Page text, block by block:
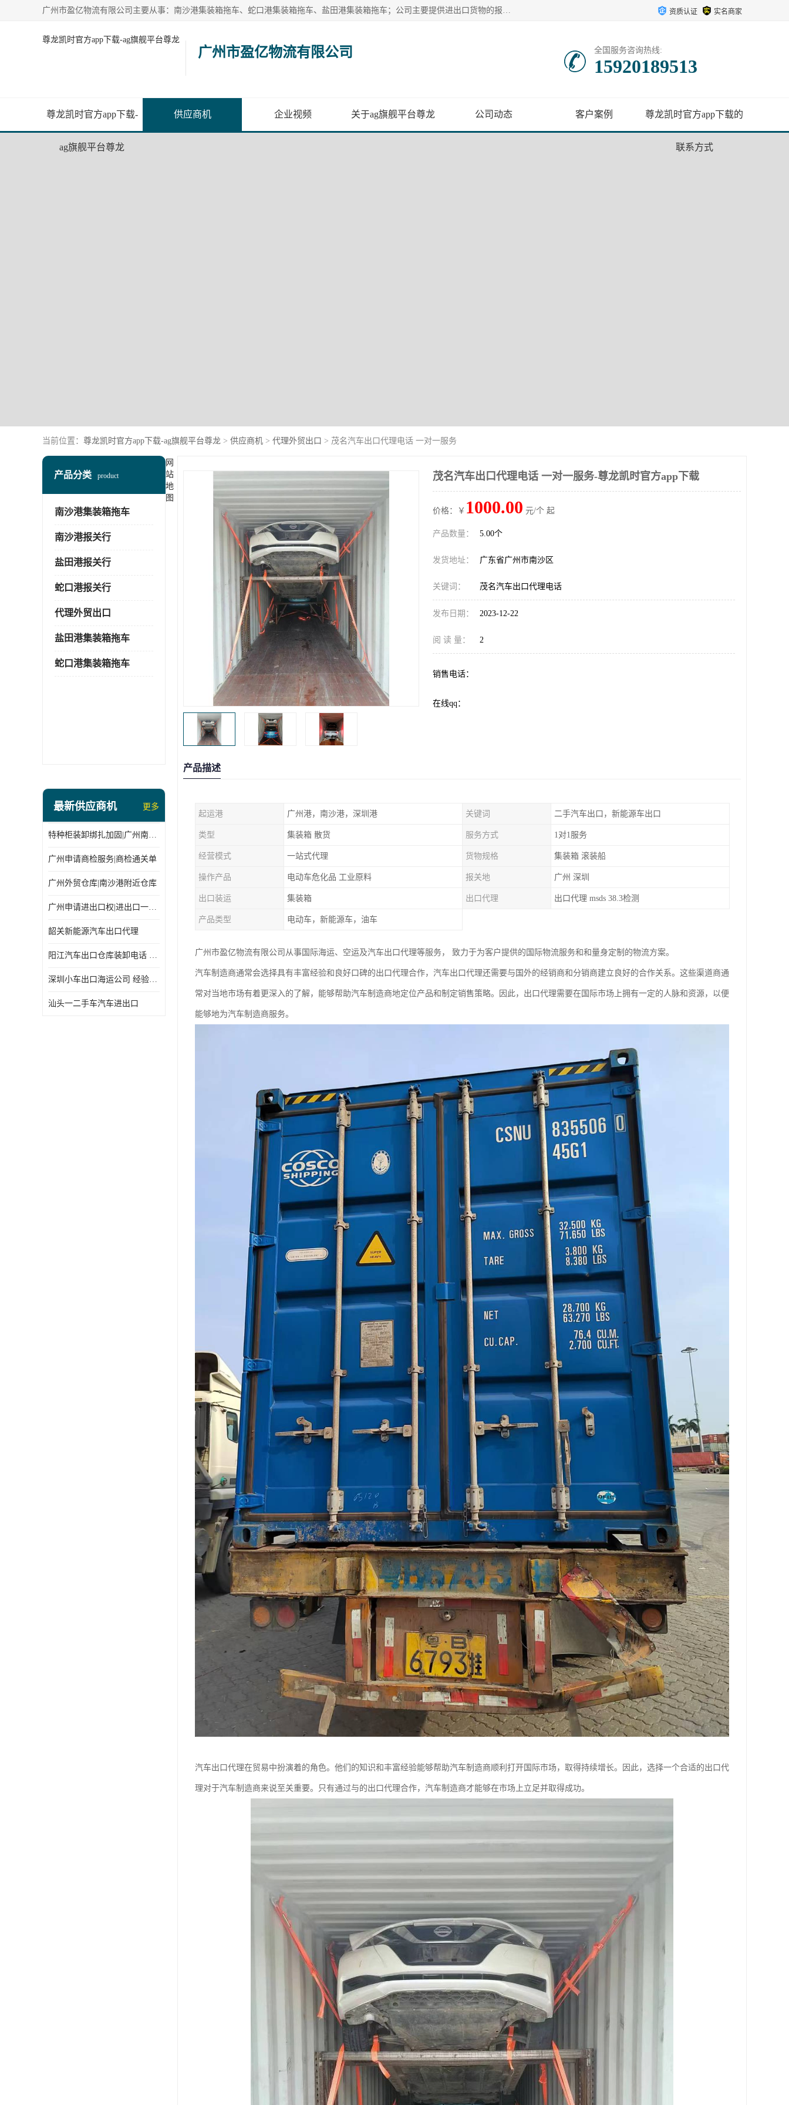
广州市盈亿物流有限公司主要从事：南沙港集装箱拖车、蛇口港集装箱拖车、盐田港集装箱拖车；公司主要提供进出口货物的报关报检、集装箱拖车、特种柜拖车、散货车、仓储搬运、装拆箱配送等港口物流服务。服务区域涵盖全国，起运港口：黄埔港、南沙港、盐田港、蛇口港等码头以及广州白云机场和火车站如南沙港火车站、 大朗、增城西、石龙等货运站。 资质认证 实名商家
尊龙凯时官方app下载-ag旗舰平台尊龙
广州市盈亿物流有限公司 全国服务咨询热线:
15920189513
尊龙凯时官方app下载-
ag旗舰平台尊龙
供应商机 企业视频 关于ag旗舰平台尊龙 公司动态 客户案例 尊龙凯时官方app下载的
联系方式
当前位置： 尊龙凯时官方app下载-ag旗舰平台尊龙 > 供应商机 > 代理外贸出口 > 茂名汽车出口代理电话 一对一服务
产品分类 product
南沙港集装箱拖车
南沙港报关行
盐田港报关行
蛇口港报关行
代理外贸出口
盐田港集装箱拖车
蛇口港集装箱拖车
最新供应商机 更多
特种柜装卸绑扎加固|广州南沙仓库装卸
广州申请商检服务|商检通关单
广州外贸仓库|南沙港附近仓库
广州申请进出口权|进出口一站式
韶关新能源汽车出口代理
阳江汽车出口仓库装卸电话 经验丰富
深圳小车出口海运公司 经验丰富
汕头一二手车汽车进出口
茂名汽车出口代理电话 一对一服务-尊龙凯时官方app下载
价格：￥ 1000.00 元/个 起
产品数量： 5.00个
发货地址： 广东省广州市南沙区
关键词： 茂名汽车出口代理电话
发布日期： 2023-12-22
阅 读 量： 2
销售电话：
在线qq：
产品描述
起运港 广州港，南沙港，深圳港 关键词 二手汽车出口，新能源车出口
类型 集装箱 散货 服务方式 1对1服务
经营模式 一站式代理 货物规格 集装箱 滚装船
操作产品 电动车危化品 工业原料 报关地 广州 深圳
出口装运 集装箱 出口代理 出口代理 msds 38.3检测
产品类型 电动车，新能源车，油车
广州市盈亿物流有限公司从事国际海运、空运及汽车出口代理等服务， 致力于为客户提供的国际物流服务和和量身定制的物流方案。
汽车制造商通常会选择具有丰富经验和良好口碑的出口代理合作，汽车出口代理还需要与国外的经销商和分销商建立良好的合作关系。这些渠道商通
常对当地市场有着更深入的了解，能够帮助汽车制造商地定位产品和制定销售策略。因此，出口代理需要在国际市场上拥有一定的人脉和资源，以便
能够地为汽车制造商服务。
汽车出口代理在贸易中扮演着的角色。他们的知识和丰富经验能够帮助汽车制造商顺利打开国际市场，取得持续增长。因此，选择一个合适的出口代
理对于汽车制造商来说至关重要。只有通过与的出口代理合作，汽车制造商才能够在市场上立足并取得成功。
网
站
地
图